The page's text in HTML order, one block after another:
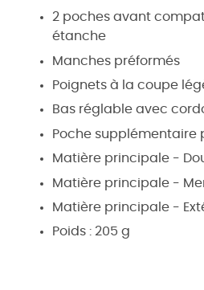
2 poches avant
étanche
Manches préformés
Poignets à la coupe
Bas réglable avec
Poche supplémentaire
Matière principale -
Matière principale -
Matière principale -
Poids : 205 g